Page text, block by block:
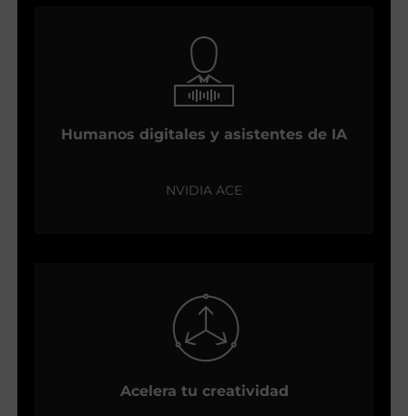
Humanos digitales y asistentes de IA
NVIDIA ACE
Acelera tu creatividad